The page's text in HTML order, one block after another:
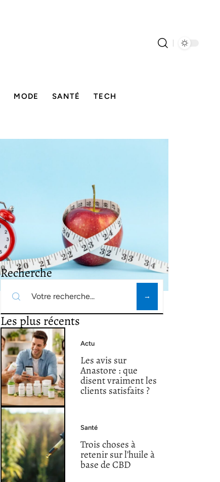
MODE SANTÉ TECH
Recherche
Les plus récents
Actu
Les avis sur
Anastore : que
disent vraiment les
clients satisfaits ?
Santé
Trois choses à
retenir sur l’huile à
base de CBD